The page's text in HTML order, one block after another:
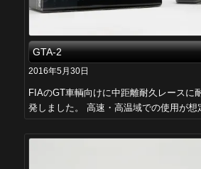
GTA-2
2016年5月30日
FIAのGT車輌向けに中距離耐久レースに
発しました。 高速・高温域での使用が